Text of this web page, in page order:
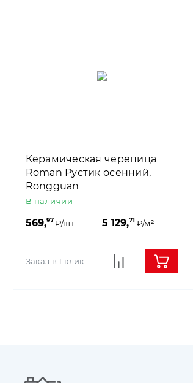
Керамическая черепица
Roman Рустик осенний,
Rongguan
В наличии
569,97 ₽/шт. 5 129,71₽/м²
Заказ в 1 клик